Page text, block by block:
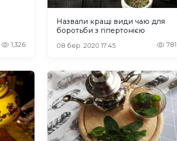
1,326
Назвали кращі види чаю для
боротьби з гіпертонією
08 бер. 2020 17:45 781